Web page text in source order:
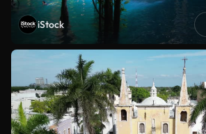
iStock